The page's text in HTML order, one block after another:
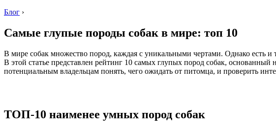
Блог ›
Самые глупые породы собак в мире: топ 10
В мире собак множество пород, каждая с уникальными чертами. Однако есть
В этой статье представлен рейтинг 10 самых глупых пород собак,
потенциальным владельцам понять, чего ожидать от питомца, и проверить
ТОП-10 наименее умных пород собак